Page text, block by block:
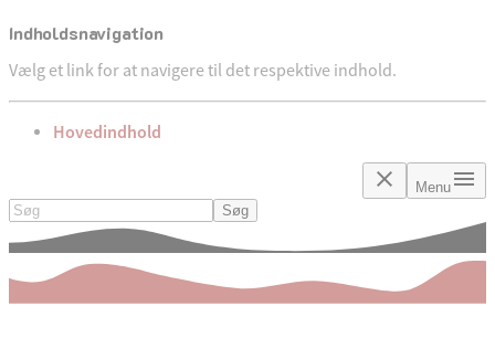
Indholdsnavigation
Vælg et link for at navigere til det respektive indhold.
gå til
Hovedindhold
Menu
Søg Søg